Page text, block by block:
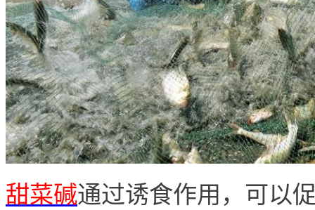
甜菜碱通过诱食作用，可以